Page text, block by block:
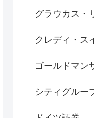
グラウカス・
クレディ・ス
ゴールドマン
シティグルー